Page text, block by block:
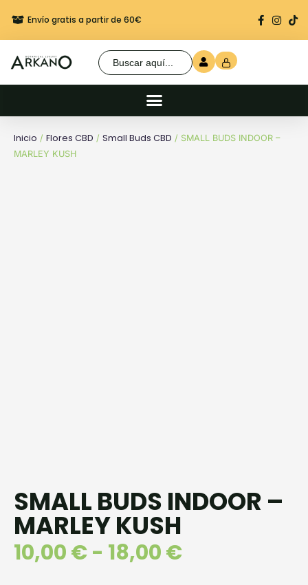
Envío gratis a partir de 60€ Regalo seguro en cada
Buscar:
Inicio / Flores CBD / Small Buds CBD / SMALL BUDS INDOOR –
MARLEY KUSH
SMALL BUDS INDOOR –
MARLEY KUSH
10,00€- 18,00€